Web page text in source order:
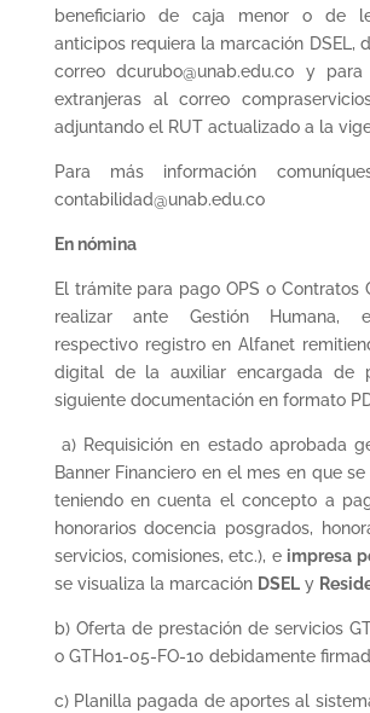
beneficiario de caja menor o de
anticipos requiera la marcación DSEL,
correo dcurubo@unab.edu.co y
extranjeras al correo
adjuntando el RUT actualizado a la
Para más información
contabilidad@unab.edu.co
En nómina
El trámite para pago OPS o Contratos
realizar ante Gestión Humana,
respectivo registro en Alfanet
digital de la auxiliar encargada de
siguiente documentación en formato
a) Requisición en estado aprobada
Banner Financiero en el mes en que
teniendo en cuenta el concepto a
honorarios docencia posgrados,
servicios, comisiones, etc.), e impresa
se visualiza la marcación DSELy
b) Oferta de prestación de servicios
o GTH01-05-FO-10 debidamente
c) Planilla pagada de aportes al